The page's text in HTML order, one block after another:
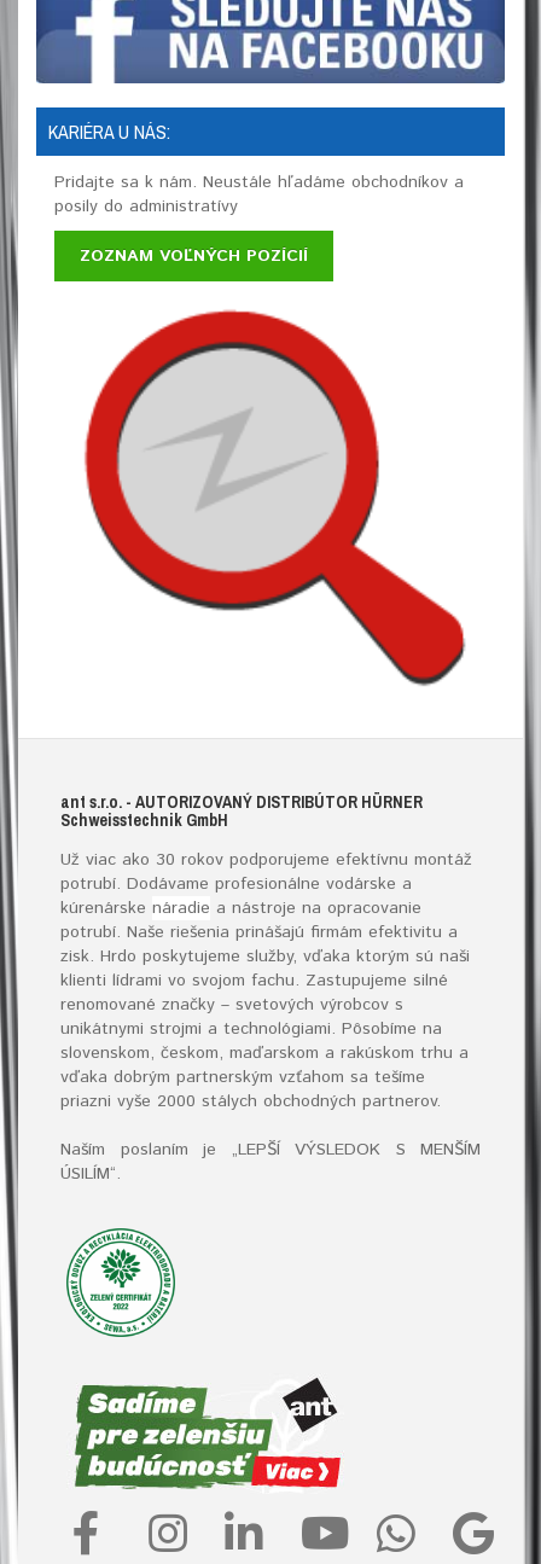
KARIÉRA U NÁS:
Pridajte sa k nám. Neustále hľadáme obchodníkov a
posily do administratívy
ZOZNAM VOĽNÝCH POZÍCIÍ
ant s.r.o. - AUTORIZOVANÝ DISTRIBÚTOR HÜRNER
Schweisstechnik GmbH
Už viac ako 30 rokov podporujeme efektívnu montáž
potrubí. Dodávame profesionálne vodárske a
kúrenárske náradie a nástroje na opracovanie
potrubí. Naše riešenia prinášajú firmám efektivitu a
zisk. Hrdo poskytujeme služby, vďaka ktorým sú naši
klienti lídrami vo svojom fachu. Zastupujeme silné
renomované značky – svetových výrobcov s
unikátnymi strojmi a technológiami. Pôsobíme na
slovenskom, českom, maďarskom a rakúskom trhu a
vďaka dobrým partnerským vzťahom sa tešíme
priazni vyše 2000 stálych obchodných partnerov.
Naším poslaním je „LEPŠÍ VÝSLEDOK S MENŠÍM
ÚSILÍM“.